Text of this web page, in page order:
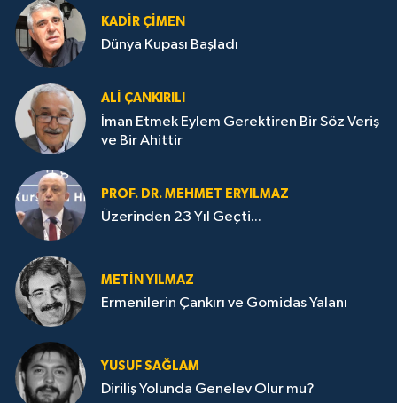
KADIR ÇIMEN
Dünya Kupası Başladı
ALI ÇANKIRILI
İman Etmek Eylem Gerektiren Bir Söz Veriş
ve Bir Ahittir
PROF. DR. MEHMET ERYILMAZ
Üzerinden 23 Yıl Geçti...
METIN YILMAZ
Ermenilerin Çankırı ve Gomidas Yalanı
YUSUF SAĞLAM
Diriliş Yolunda Genelev Olur mu?